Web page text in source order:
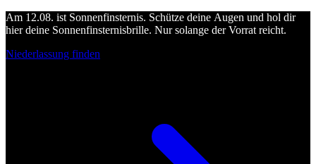
Am 12.08. ist Sonnenfinsternis. Schütze deine Augen und hol dir
hier deine Sonnenfinsternisbrille. Nur solange der Vorrat reicht.
Niederlassung finden